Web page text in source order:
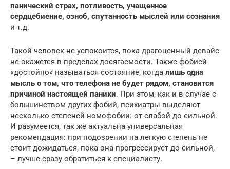
панический страх, потливость, учащенное
сердцебиение, озноб, спутанность мыслей или сознания
и т.д.
Такой человек не успокоится, пока драгоценный девайс
не окажется в пределах досягаемости. Также фобией
«достойно» называться состояние, когда лишь одна
мысль о том, что телефона не будет рядом, становится
причиной настоящей паники. При этом, как и в случае с
большинством других фобий, психиатры выделяют
несколько степеней номофобии: от слабой до сильной.
И разумеется, так же актуальна универсальная
рекомендация: при подозрении на легкую степень не
стоит дожидаться, пока она прогрессирует до сильной,
– лучше сразу обратиться к специалисту.